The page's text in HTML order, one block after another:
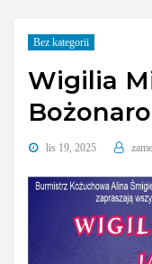
Bez kategorii
Wigilia
lis 19, 2025